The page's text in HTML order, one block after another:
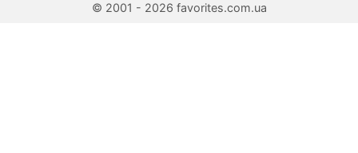
© 2001 - 2026 favorites.com.ua